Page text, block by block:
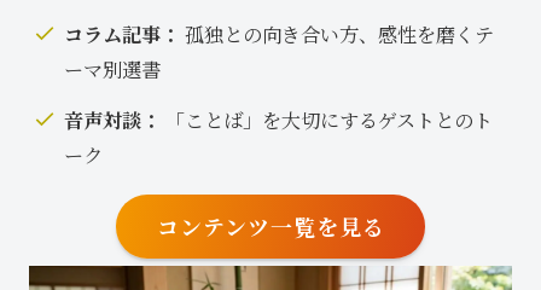
コラム記事： 孤独との向き合い方、感性を磨くテ
ーマ別選書
音声対談：
「ことば」を大切にするゲストとのト
ーク
コンテンツ一覧を見る